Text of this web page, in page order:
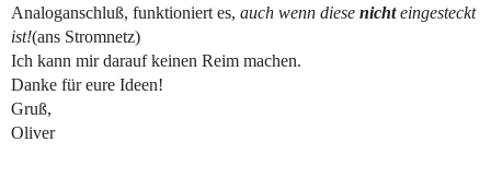
Analoganschluß, funktioniert es, auch wenn diese nichteingesteckt
ist!(ans Stromnetz)
Ich kann mir darauf keinen Reim machen.
Danke für eure Ideen!
Gruß,
Oliver